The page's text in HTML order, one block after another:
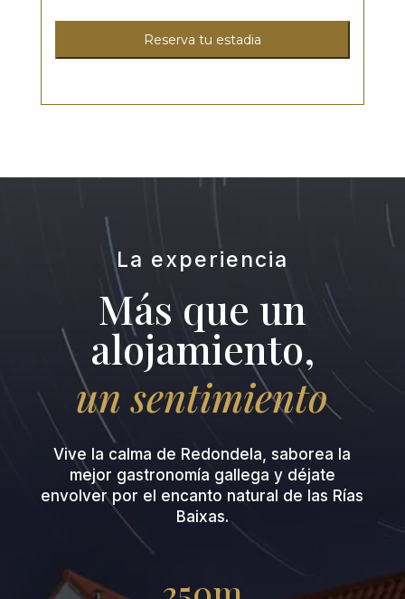
Reserva tu estadia
La experiencia
Más que un
alojamiento,
un sentimiento
Vive la calma de Redondela, saborea la
mejor gastronomía gallega y déjate
envolver por el encanto natural de las Rías
Baixas.